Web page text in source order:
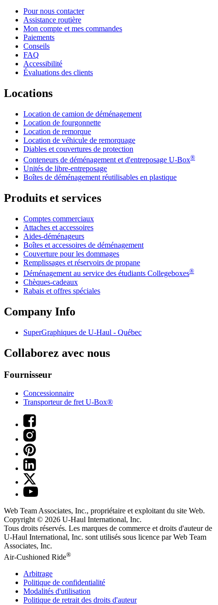
Pour nous contacter
Assistance routière
Mon compte et mes commandes
Paiements
Conseils
FAQ
Accessibilité
Évaluations des clients
Locations
Location de camion de déménagement
Location de fourgonnette
Location de remorque
Location de véhicule de remorquage
Diables et couvertures de protection
Conteneurs de déménagement et d'entreposage U-Box®
Unités de libre-entreposage
Boîtes de déménagement réutilisables en plastique
Produits et services
Comptes commerciaux
Attaches et accessoires
Aides-déménageurs
Boîtes et accessoires de déménagement
Couverture pour les dommages
Remplissages et réservoirs de propane
Déménagement au service des étudiants Collegeboxes®
Chèques-cadeaux
Rabais et offres spéciales
Company Info
SuperGraphiques de U-Haul - Québec
Collaborez avec nous
Fournisseur
Concessionnaire
Transporteur de fret U-Box®
Web Team Associates, Inc., propriétaire et exploitant du site Web.
Copyright © 2026 U-Haul International, Inc.
Tous droits réservés. Les marques de commerce et droits d'auteur de
U-Haul International, Inc. sont utilisés sous licence par Web Team
Associates, Inc.
Air-Cushioned Ride®
Arbitrage
Politique de confidentialité
Modalités d'utilisation
Politique de retrait des droits d'auteur